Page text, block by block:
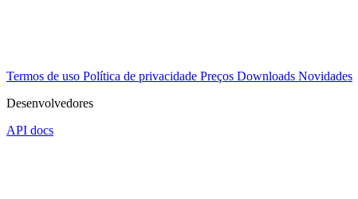
Termos de uso Política de privacidade Preços Downloads Novidades
Desenvolvedores
API docs